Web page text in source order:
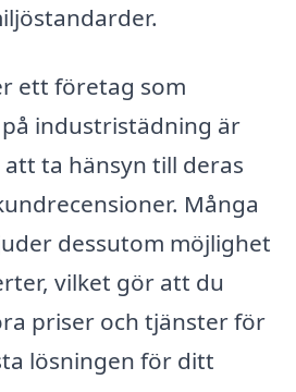
ett företag som
industristädning är
ta hänsyn till deras
Många
dessutom möjlighet
vilket gör att du
priser och tjänster för
lösningen för ditt